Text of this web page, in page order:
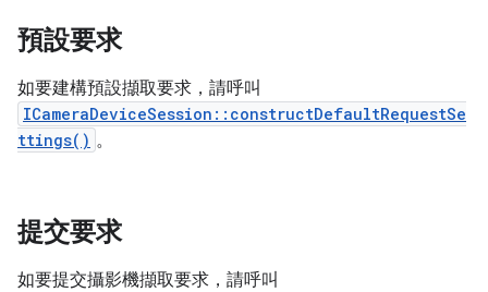
預設要求
如要建構預設擷取要求，請呼叫
ICameraDeviceSession::constructDefaultRequestSe
ttings() 。
提交要求
如要提交攝影機擷取要求，請呼叫